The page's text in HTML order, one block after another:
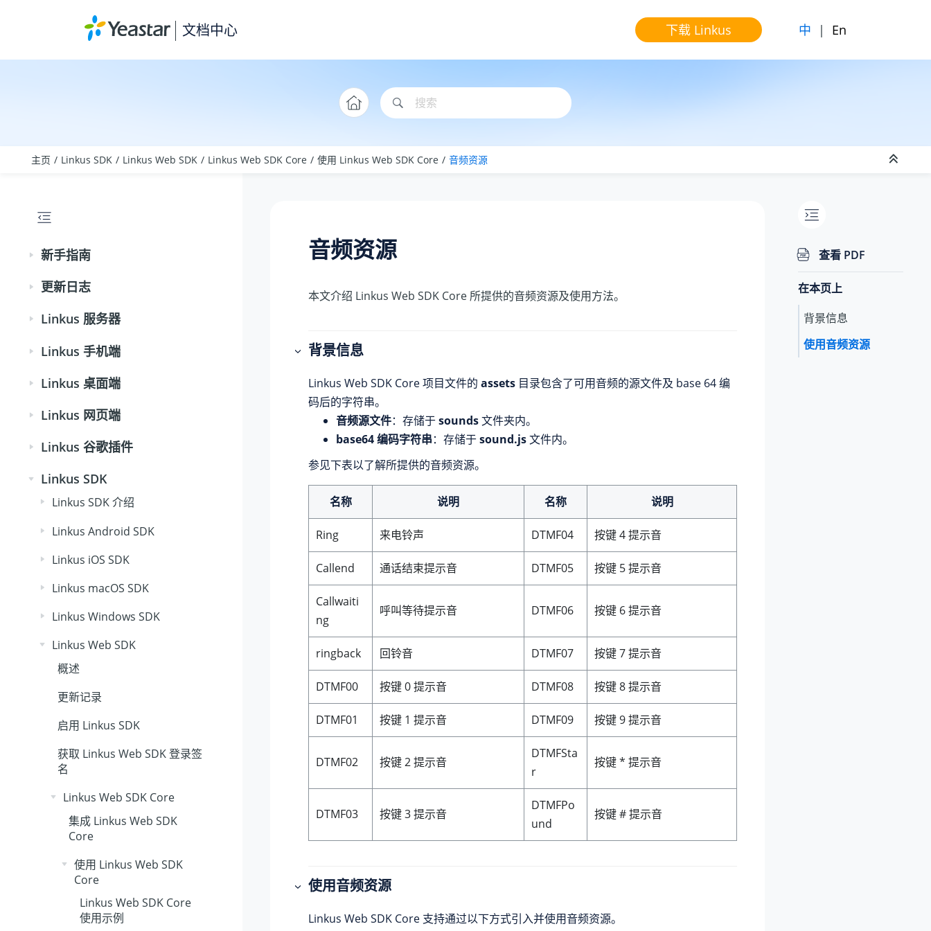
文档中心 下载 Linkus 中 | En
主页 Linkus SDK Linkus Web SDK Linkus Web SDK Core 使用 Linkus Web SDK Core 音频资源
新手指南
更新日志
Linkus 服务器
Linkus 手机端
Linkus 桌面端
Linkus 网页端
Linkus 谷歌插件
Linkus SDK
Linkus SDK 介绍
Linkus Android SDK
Linkus iOS SDK
Linkus macOS SDK
Linkus Windows SDK
Linkus Web SDK
概述
更新记录
启用 Linkus SDK
获取 Linkus Web SDK 登录签
名
Linkus Web SDK Core
集成 Linkus Web SDK
Core
使用 Linkus Web SDK
Core
Linkus Web SDK Core
使用示例
音频资源
本文介绍 Linkus Web SDK Core 所提供的音频资源及使用方法。
背景信息
Linkus Web SDK Core 项目文件的 assets 目录包含了可用音频的源文件及 base 64 编
码后的字符串。
音频源文件：存储于sounds文件夹内。
base64 编码字符串：存储于sound.js文件内。
参见下表以了解所提供的音频资源。
名称 说明 名称 说明
Ring 来电铃声 DTMF04 按键 4 提示音
Callend 通话结束提示音 DTMF05 按键 5 提示音
Callwaiti
ng
呼叫等待提示音 DTMF06 按键 6 提示音
ringback 回铃音 DTMF07 按键 7 提示音
DTMF00 按键 0 提示音 DTMF08 按键 8 提示音
DTMF01 按键 1 提示音 DTMF09 按键 9 提示音
DTMF02 按键 2 提示音
DTMFSta
r
按键 * 提示音
DTMF03 按键 3 提示音
DTMFPo
und
按键 # 提示音
使用音频资源
Linkus Web SDK Core 支持通过以下方式引入并使用音频资源。
查看 PDF
在本页上
背景信息
使用音频资源